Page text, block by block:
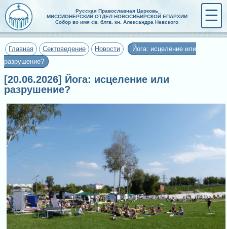
Русская Православная Церковь
МИССИОНЕРСКИЙ ОТДЕЛ НОВОСИБИРСКОЙ ЕПАРХИИ
Собор во имя св. блгв. кн. Александра Невского
☰
Главная Сектоведение Новости
Йога: исцеление или
разрушение?
[20.06.2026] Йога: исцеление или
разрушение?